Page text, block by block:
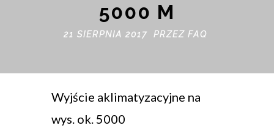
5000 M
21 SIERPNIA 2017 PRZEZ FAQ
Wyjście aklimatyzacyjne na
wys. ok. 5000